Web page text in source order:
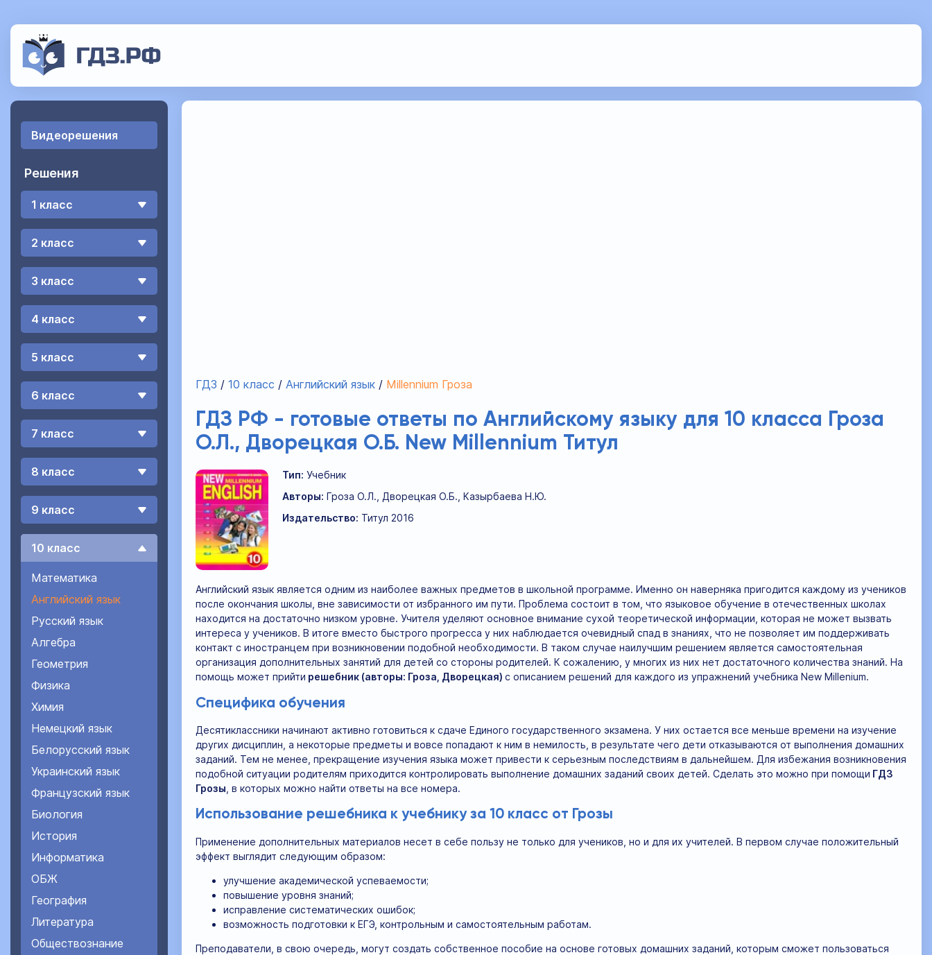
Видеорешения
Решения
1 класс
2 класс
3 класс
4 класс
5 класс
6 класс
7 класс
8 класс
9 класс
10 класс
Математика
Английский язык
Русский язык
Алгебра
Геометрия
Физика
Химия
Немецкий язык
Белорусский язык
Украинский язык
Французский язык
Биология
История
Информатика
ОБЖ
География
Литература
Обществознание
ГДЗ 10 класс Английский язык Millennium Гроза
ГДЗ РФ - готовые ответы по Английскому языку для 10 класса Гроза
О.Л., Дворецкая О.Б. New Millennium Титул
Тип: Учебник
Авторы: Гроза О.Л., Дворецкая О.Б., Казырбаева Н.Ю.
Издательство: Титул 2016
Английский язык является одним из наиболее важных предметов в школьной программе. Именно он наверняка пригодится каждому из учеников
после окончания школы, вне зависимости от избранного им пути. Проблема состоит в том, что языковое обучение в отечественных школах
находится на достаточно низком уровне. Учителя уделяют основное внимание сухой теоретической информации, которая не может вызвать
интереса у учеников. В итоге вместо быстрого прогресса у них наблюдается очевидный спад в знаниях, что не позволяет им поддерживать
контакт с иностранцем при возникновении подобной необходимости. В таком случае наилучшим решением является самостоятельная
организация дополнительных занятий для детей со стороны родителей. К сожалению, у многих из них нет достаточного количества знаний. На
помощь может прийти решебник (авторы: Гроза, Дворецкая) с описанием решений для каждого из упражнений учебника New Millenium.
Специфика обучения
Десятиклассники начинают активно готовиться к сдаче Единого государственного экзамена. У них остается все меньше времени на изучение
других дисциплин, а некоторые предметы и вовсе попадают к ним в немилость, в результате чего дети отказываются от выполнения домашних
заданий. Тем не менее, прекращение изучения языка может привести к серьезным последствиям в дальнейшем. Для избежания возникновения
подобной ситуации родителям приходится контролировать выполнение домашних заданий своих детей. Сделать это можно при помощи ГДЗ
Грозы , в которых можно найти ответы на все номера.
Использование решебника к учебнику за 10 класс от Грозы
Применение дополнительных материалов несет в себе пользу не только для учеников, но и для их учителей. В первом случае положительный
эффект выглядит следующим образом:
улучшение академической успеваемости;
повышение уровня знаний;
исправление систематических ошибок;
возможность подготовки к ЕГЭ, контрольным и самостоятельным работам.
Преподаватели, в свою очередь, могут создать собственное пособие на основе готовых домашних заданий, которым сможет пользоваться